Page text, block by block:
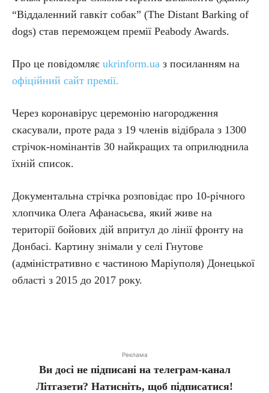
“Віддаленний гавкіт собак” (The Distant Barking of
dogs) став переможцем премії Peabody Awards.
Про це повідомляє ukrinform.ua з посиланням на
офіційний сайт премії.
Через коронавірус церемонію нагородження
скасували, проте рада з 19 членів відібрала з 1300
стрічок-номінантів 30 найкращих та оприлюднила
їхній список.
Документальна стрічка розповідає про 10-річного
хлопчика Олега Афанасьєва, який живе на
території бойових дій впритул до лінії фронту на
Донбасі. Картину знімали у селі Гнутове
(адміністративно є частиною Маріуполя) Донецької
області з 2015 до 2017 року.
Реклама
Ви досі не підписані на телеграм-канал
Літгазети? Натисніть, щоб підписатися!